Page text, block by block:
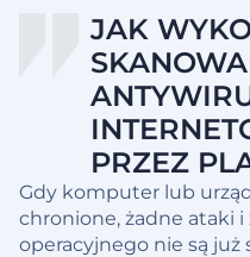
Gdy komputer lub
chronione, żadne ataki
operacyjnego nie są już
JAK
PRZEZ